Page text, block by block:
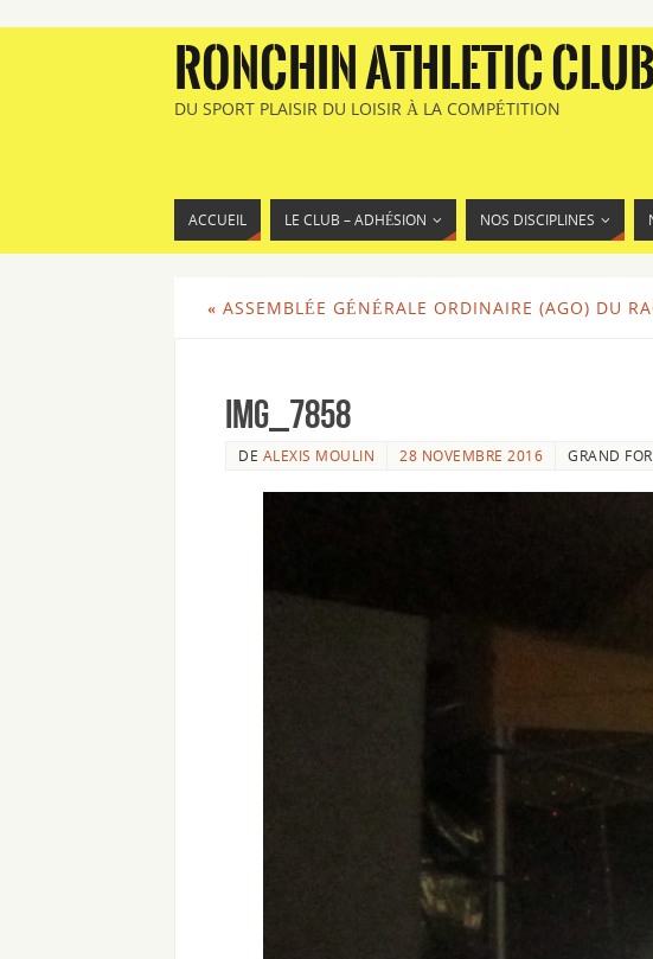
RONCHIN ATHLETIC
DU SPORT PLAISIR DU LOISIR À LA COMPÉTITION
ACCUEIL LE CLUB – ADHÉSION NOS DISCIPLINES
« ASSEMBLÉE GÉNÉRALE ORDINAIRE (AGO) DU
img_7858
DE ALEXIS MOULIN 28 NOVEMBRE 2016 GRAND